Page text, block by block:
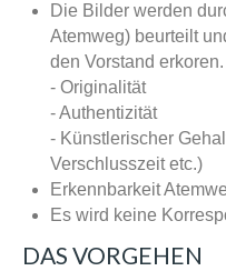
Die Bilder werden
Atemweg) beurteilt
den Vorstand
- Originalität
- Authentizität
- Künstlerischer
Verschlusszeit etc.)
Erkennbarkeit
Es wird keine
DAS VORGEHEN